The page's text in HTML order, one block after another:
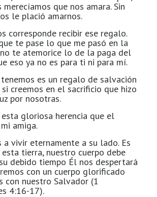
merecíamos que nos amara. Sin
le plació amarnos.
corresponde recibir ese regalo.
te pase lo que me pasó en la
te atemorice lo de la paga del
eso ya no es para ti ni para mí.
es un regalo de salvación
creemos en el sacrificio que hizo
por nosotras.
esta gloriosa herencia que el
amiga.
a vivir eternamente a su lado. Es
tierra, nuestro cuerpo debe
debido tiempo Él nos despertará
con un cuerpo glorificado
con nuestro Salvador (1
4:16-17).